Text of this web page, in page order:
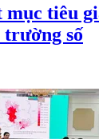
tiêu
số